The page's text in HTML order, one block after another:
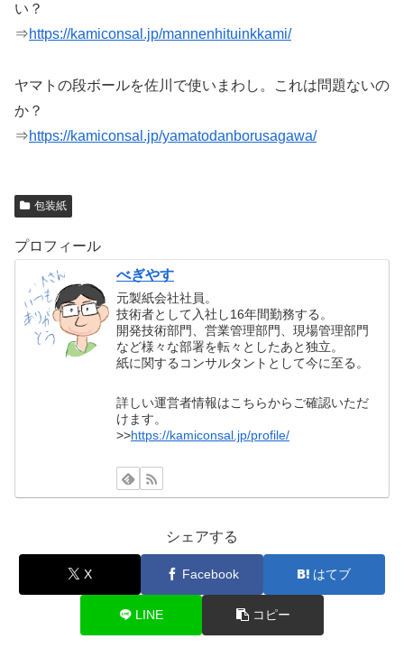
い？
⇒https://kamiconsal.jp/mannenhituinkkami/
ヤマトの段ボールを佐川で使いまわし。これは問題ないの
か？
⇒https://kamiconsal.jp/yamatodanborusagawa/
包装紙
プロフィール
べぎやす
元製紙会社社員。
技術者として入社し16年間勤務する。
開発技術部門、営業管理部門、現場管理部門
など様々な部署を転々としたあと独立。
紙に関するコンサルタントとして今に至る。
詳しい運営者情報はこちらからご確認いただ
けます。
>>https://kamiconsal.jp/profile/
シェアする
X Facebook はてブ
LINE コピー